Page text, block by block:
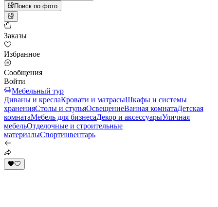
Поиск по фото
Заказы
Избранное
Сообщения
Войти
Мебельный тур
Диваны и креслаКровати и матрасыШкафы и системы
храненияСтолы и стульяОсвещениеВанная комнатаДетская
комнатаМебель для бизнесаДекор и аксессуарыУличная
мебельОтделочные и строительные
материалыСпортинвентарь